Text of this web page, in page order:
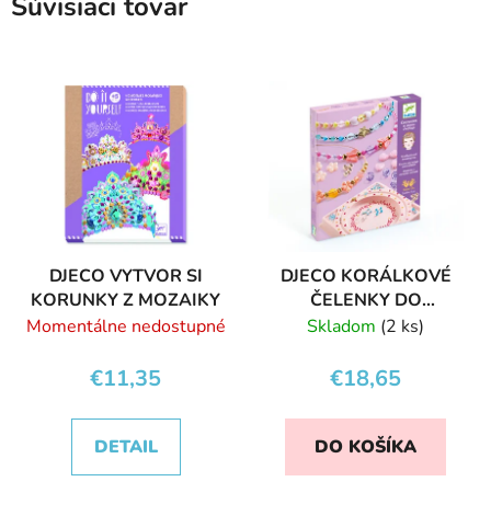
DJECO VYTVOR SI
KORUNKY Z MOZAIKY
Momentálne nedostupné
€11,35
DETAIL
DJECO KORÁLKOVÉ
ČELENKY DO
VLÁSKOV
Skladom (2 ks)
€18,65
DO KOŠÍKA